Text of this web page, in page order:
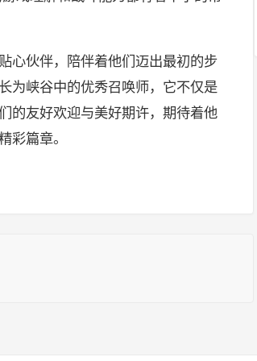
心伙伴，陪伴着他们迈出最初的步
为峡谷中的优秀召唤师，它不仅是
的友好欢迎与美好期许，期待着他
彩篇章。